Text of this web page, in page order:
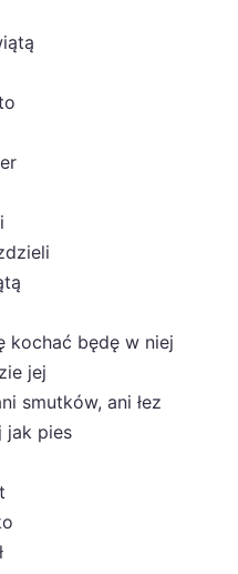
kochać będę w niej
jej
smutków, ani łez
jak pies